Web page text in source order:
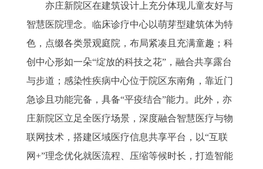
亦庄新院区在建筑设计上充分体现儿童友好与
智慧医院理念。临床诊疗中心以萌芽型建筑体为特
色，点缀各类景观庭院，布局紧凑且充满童趣；科
创中心形如一朵“绽放的科技之花”，融合共享露台
与步道；感染性疾病中心位于院区东南角，靠近门
急诊且功能完备，具备“平疫结合”能力。此外，亦
庄新院区立足全医疗场景，深度融合智慧医疗与物
联网技术，搭建区域医疗信息共享平台，以“互联
网+”理念优化就医流程、压缩等候时长，打造智能